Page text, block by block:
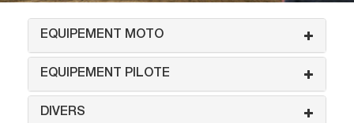
EQUIPEMENT MOTO
EQUIPEMENT PILOTE
DIVERS